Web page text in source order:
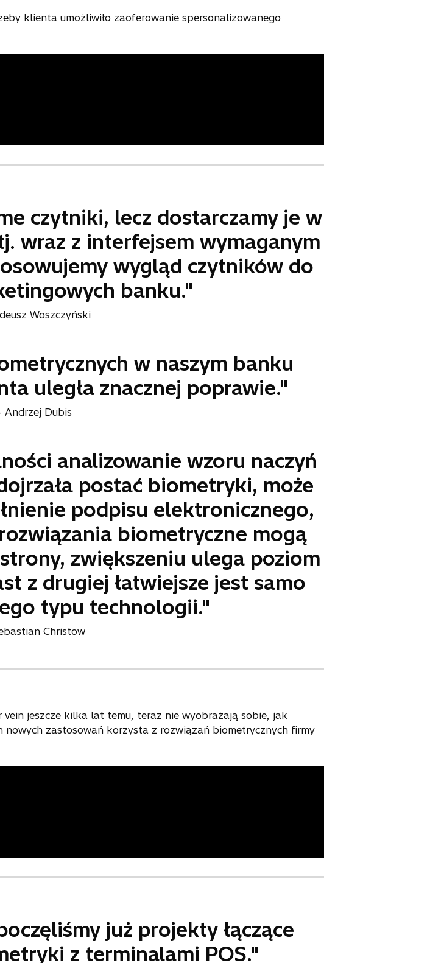
klienta umożliwiło zaoferowanie spersonalizowanego
czytniki, lecz dostarczamy je w
wraz z interfejsem wymaganym
wygląd czytników do
banku."
Woszczyński
w naszym banku
uległa znacznej poprawie."
Andrzej Dubis
analizowanie wzoru naczyń
postać biometryki, może
podpisu elektronicznego,
biometryczne mogą
zwiększeniu ulega poziom
z drugiej łatwiejsze jest samo
typu technologii."
Christow
jeszcze kilka lat temu, teraz nie wyobrażają sobie, jak
nowych zastosowań korzysta z rozwiązań biometrycznych firmy
już projekty łączące
z terminalami POS."